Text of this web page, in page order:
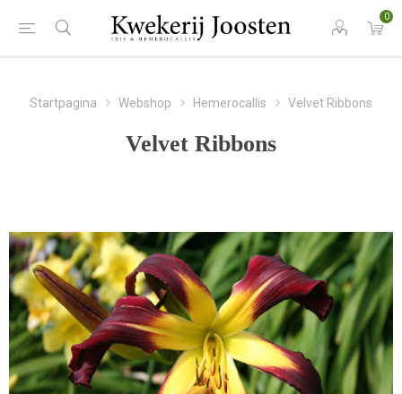
0
Startpagina Webshop Hemerocallis Velvet Ribbons
Velvet Ribbons